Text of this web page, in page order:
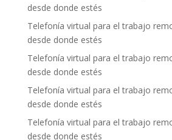
desde donde estés
Telefonía virtual para el trabajo
desde donde estés
Telefonía virtual para el trabajo
desde donde estés
Telefonía virtual para el trabajo
desde donde estés
Telefonía virtual para el trabajo
desde donde estés